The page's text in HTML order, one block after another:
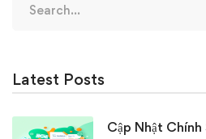
for:
Latest Posts
Cập Nhật